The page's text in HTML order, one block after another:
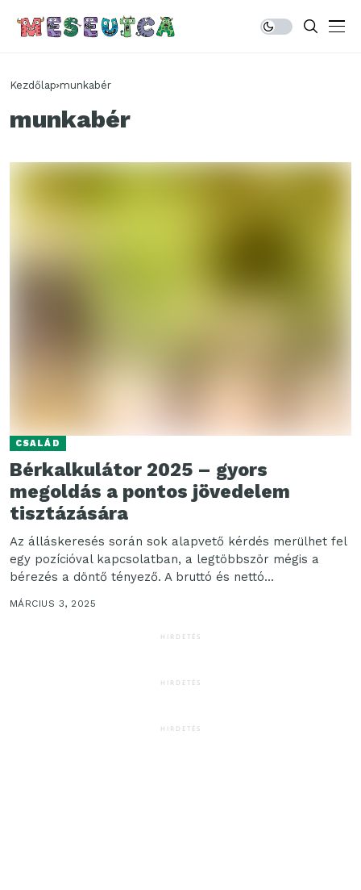
Kezdőlap munkabér
munkabér
CSALÁD
Bérkalkulátor 2025 – gyors
megoldás a pontos jövedelem
tisztázására
Az álláskeresés során sok alapvető kérdés merülhet fel
egy pozícióval kapcsolatban, a legtöbbször mégis a
bérezés a döntő tényező. A bruttó és nettó...
MÁRCIUS 3, 2025
HIRDETÉS
HIRDETÉS
HIRDETÉS